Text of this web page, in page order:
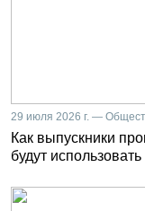
29 июля 2026 г. —
Как выпускники
будут